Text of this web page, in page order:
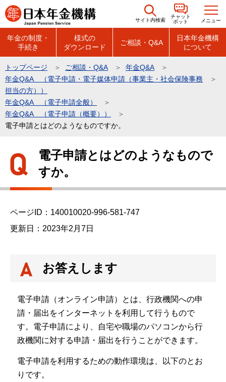
こ
の
の
先
頭
で
す
サイト内検索
チャット
ボット
メニュー
年金の制度・
手続き
様式の
ダウンロード
ご相談・Q&A
日本年金機構
について
トップページ ご相談・Q&A
年金Q&A
年金Q&A （電子申請・電子媒体申請（事業主・社会保険事務
担当の方））
年金Q&A （電子申請全般）
年金Q&A （電子申請（概要））
電子申請とはどのようなものですか。
電子申請とはどのようなもので
すか。
ページID：140010020-996-581-747
更新日：2023年2月7日
お答えします
電子申請（オンライン申請）とは、行政機関への申
請・届出をインターネットを利用して行うもので
す。電子申請により、自宅や職場のパソコンから行
政機関に対する申請・届出を行うことができます。
電子申請を利用するための動作環境は、以下のとお
りです。